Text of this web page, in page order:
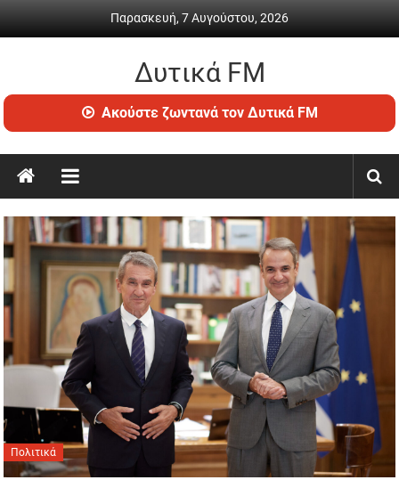
Παρασκευή, 7 Αυγούστου, 2026
Δυτικά FM
Ραδιόφωνο
•
ενημέρωση
Ακούστε ζωντανά τον Δυτικά FM
Πολιτικά